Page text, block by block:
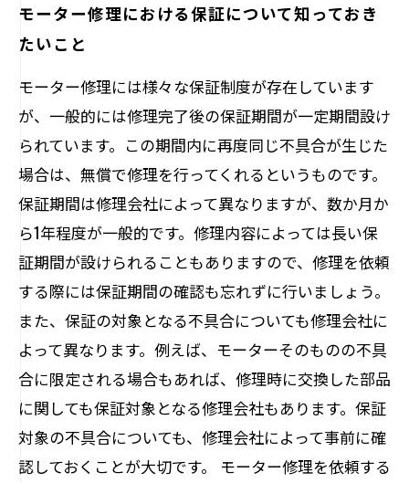
モーター修理における保証について知っておき
たいこと
モーター修理には様々な保証制度が存在しています
が、一般的には修理完了後の保証期間が一定期間設け
られています。この期間内に再度同じ不具合が生じた
場合は、無償で修理を行ってくれるというものです。
保証期間は修理会社によって異なりますが、数か月か
ら1年程度が一般的です。修理内容によっては長い保
証期間が設けられることもありますので、修理を依頼
する際には保証期間の確認も忘れずに行いましょう。
また、保証の対象となる不具合についても修理会社に
よって異なります。例えば、モーターそのものの不具
合に限定される場合もあれば、修理時に交換した部品
に関しても保証対象となる修理会社もあります。保証
対象の不具合についても、修理会社によって事前に確
認しておくことが大切です。 モーター修理を依頼する